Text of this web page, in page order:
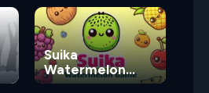
Suika
Watermelon
Game